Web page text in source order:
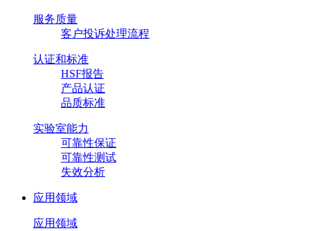
服务质量
客户投诉处理流程
认证和标准
HSF报告
产品认证
品质标准
实验室能力
可靠性保证
可靠性测试
失效分析
应用领域
应用领域